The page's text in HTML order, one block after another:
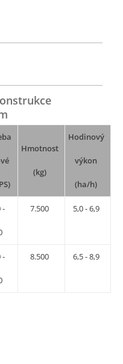
Hmotnost
(kg)
Hodinový
výkon
(ha/h)
- 7.500 5,0 - 6,9
- 8.500 6,5 - 8,9